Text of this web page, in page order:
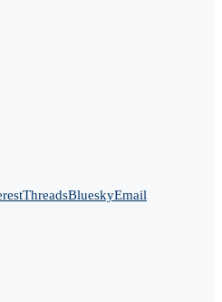
ThreadsBlueskyEmail